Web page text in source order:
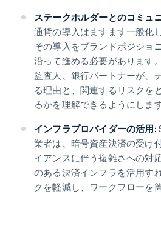
ステークホルダーとのコミュ
通貨の導入はますます一般化
その導入をブランドポジショ
沿って進める必要があります
監査人、銀行パートナーが、
る理由と、関連するリスクを
るかを理解できるようにします
インフラプロバイダーの活用:
業者は、暗号資産決済の受け
イアンスに伴う複雑さへの対
のある決済インフラを活用す
クを軽減し、ワークフローを